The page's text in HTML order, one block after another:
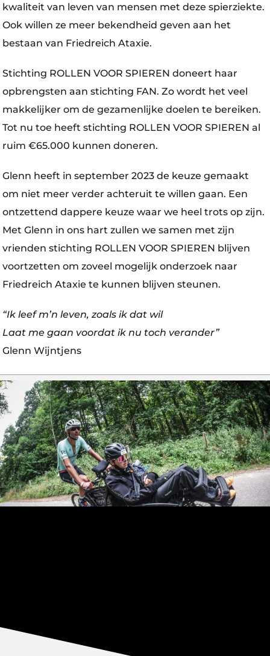
kwaliteit van leven van mensen met deze spierziekte.
Ook willen ze meer bekendheid geven aan het
bestaan van Friedreich Ataxie.
Stichting ROLLEN VOOR SPIEREN doneert haar
opbrengsten aan stichting FAN. Zo wordt het veel
makkelijker om de gezamenlijke doelen te bereiken.
Tot nu toe heeft stichting ROLLEN VOOR SPIEREN al
ruim €65.000 kunnen doneren.
Glenn heeft in september 2023 de keuze gemaakt
om niet meer verder achteruit te willen gaan. Een
ontzettend dappere keuze waar we heel trots op zijn.
Met Glenn in ons hart zullen we samen met zijn
vrienden stichting ROLLEN VOOR SPIEREN blijven
voortzetten om zoveel mogelijk onderzoek naar
Friedreich Ataxie te kunnen blijven steunen.
“Ik leef m’n leven, zoals ik dat wil
Laat me gaan voordat ik nu toch verander”
Glenn Wijntjens